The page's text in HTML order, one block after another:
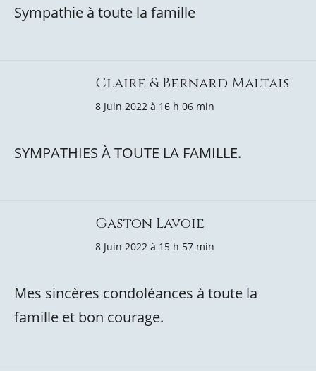
Sympathie à toute la famille
Claire & Bernard Maltais
8 Juin 2022 à 16 h 06 min
SYMPATHIES À TOUTE LA FAMILLE.
Gaston Lavoie
8 Juin 2022 à 15 h 57 min
Mes sincères condoléances à toute la
famille et bon courage.